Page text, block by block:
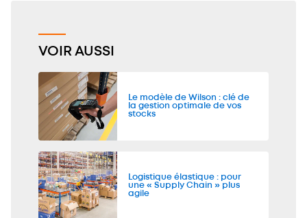
VOIR AUSSI
Le modèle de Wilson : clé de
la gestion optimale de vos
stocks
Logistique élastique : pour
une « Supply Chain » plus
agile